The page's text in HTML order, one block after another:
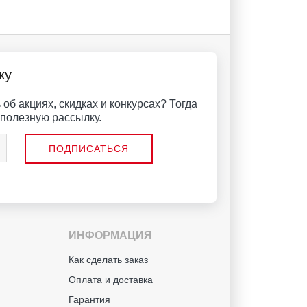
акциях, скидках и конкурсах? Тогда
рассылку.
ИНФОРМАЦИЯ
Как сделать заказ
Оплата и доставка
Гарантия